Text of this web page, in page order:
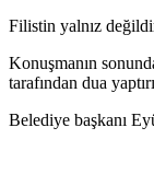
Filistin yalnız
Konuşmanın
tarafından dua
Belediye başkanı